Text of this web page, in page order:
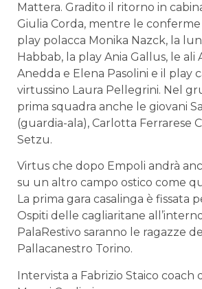
Mattera. Gradito il ritorno in
Giulia Corda, mentre le
play polacca Monika Nazck, la
Habbab, la play Ania Gallus, le ali
Anedda e Elena Pasolini e il play
virtussino Laura Pellegrini. Nel
prima squadra anche le giovani
(guardia-ala), Carlotta Ferrarese
Setzu.
Virtus che dopo Empoli andrà
su un altro campo ostico come
La prima gara casalinga è fissata
Ospiti delle cagliaritane
PalaRestivo saranno le ragazze
Pallacanestro Torino.
Intervista a Fabrizio Staico coach